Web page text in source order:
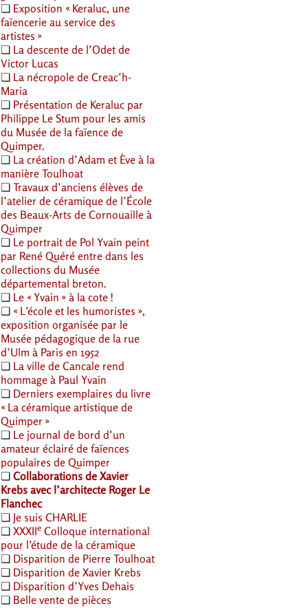
❏ Exposition « Keraluc, une
faïencerie au service des
artistes »
❏ La descente de l’Odet de
Victor Lucas
❏ La nécropole de Creac’h-
Maria
❏ Présentation de Keraluc par
Philippe Le Stum pour les amis
du Musée de la faïence de
Quimper.
❏ La création d’Adam et Ève à la
manière Toulhoat
❏ Travaux d’anciens élèves de
l’atelier de céramique de l’École
des Beaux-Arts de Cornouaille à
Quimper
❏ Le portrait de Pol Yvain peint
par René Quéré entre dans les
collections du Musée
départemental breton.
❏ Le «Yvain » à la cote !
❏ « L’école et les humoristes »,
exposition organisée par le
Musée pédagogique de la rue
d’Ulm à Paris en 1952
❏ La ville de Cancale rend
hommage à Paul Yvain
❏ Derniers exemplaires du livre
« La céramique artistique de
Quimper »
❏ Le journal de bord d’un
amateur éclairé de faïences
populaires de Quimper
❏ Collaborations de Xavier
Krebs avec l’architecte Roger Le
Flanchec
❏ Je suis CHARLIE
❏ XXXIIe Colloque international
pour l’étude de la céramique
❏ Disparition de Pierre Toulhoat
❏ Disparition de Xavier Krebs
❏ Disparition d’Yves Dehais
❏ Belle vente de pièces